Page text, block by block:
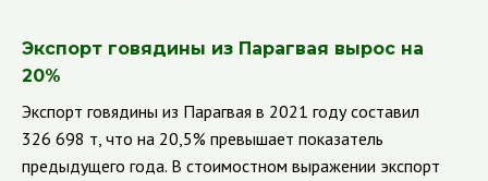
Экспорт говядины из Парагвая вырос на
20%
Экспорт говядины из Парагвая в 2021 году составил
326 698 т, что на 20,5% превышает показатель
предыдущего года. В стоимостном выражении экспорт